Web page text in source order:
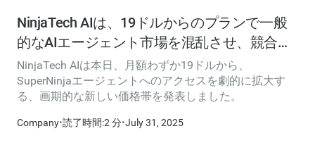
NinjaTech AIは、19ドルからのプランで一般
的なAIエージェント市場を混乱させ、競合他
社の3倍の価値を提供します
NinjaTech AIは本日、月額わずか19ドルから、
SuperNinjaエージェントへのアクセスを劇的に拡大す
る、画期的な新しい価格帯を発表しました。
Company•読了時間:2 分•July 31, 2025